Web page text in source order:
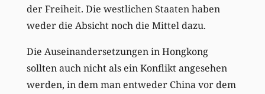
der Freiheit. Die westlichen Staaten haben
weder die Absicht noch die Mittel dazu.
Die Auseinandersetzungen in Hongkong
sollten auch nicht als ein Konflikt angesehen
werden, in dem man entweder China vor dem